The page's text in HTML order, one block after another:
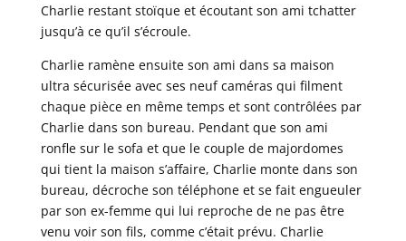
Charlie restant stoïque et écoutant son ami tchatter
jusqu’à ce qu’il s’écroule.
Charlie ramène ensuite son ami dans sa maison
ultra sécurisée avec ses neuf caméras qui filment
chaque pièce en même temps et sont contrôlées par
Charlie dans son bureau. Pendant que son ami
ronfle sur le sofa et que le couple de majordomes
qui tient la maison s’affaire, Charlie monte dans son
bureau, décroche son téléphone et se fait engueuler
par son ex-femme qui lui reproche de ne pas être
venu voir son fils, comme c’était prévu. Charlie